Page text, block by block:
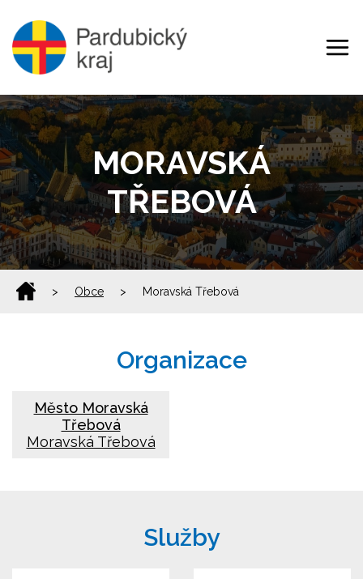
MORAVSKÁ
TŘEBOVÁ
> Obce > Moravská Třebová
Organizace
Město Moravská
Třebová
Moravská Třebová
Služby